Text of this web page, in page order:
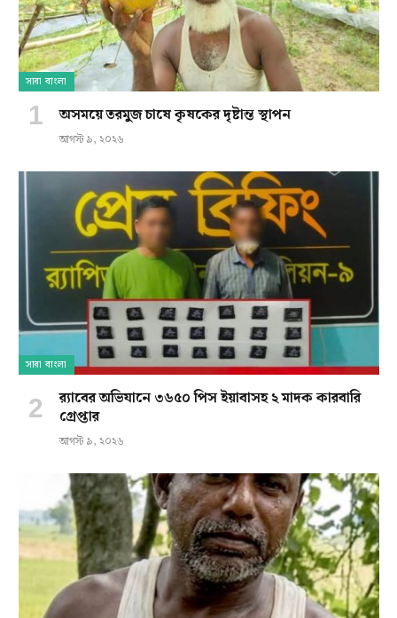
সারা বাংলা
অসময়ে তরমুজ চাষে কৃষকের দৃষ্টান্ত স্থাপন
আগস্ট ৯, ২০২৬
সারা বাংলা
র‍্যাবের অভিযানে ৩৬৫০ পিস ইয়াবাসহ ২ মাদক কারবারি
গ্রেপ্তার
আগস্ট ৯, ২০২৬